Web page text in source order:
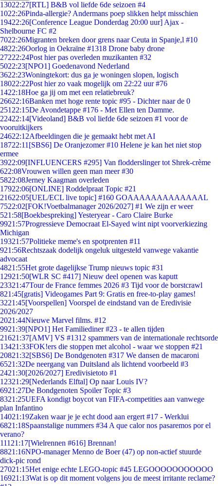
13022:27[RTL] B&B vol liefde 6de seizoen #4
1022:26Pinda-allergie? Andermans poep slikken helpt misschien
19422:26[Conference League Donderdag 20:00 uur] Ajax -
Shelbourne FC #2
7022:26Migranten breken door grens naar Ceuta in Spanje,l #10
4822:26Oorlog in Oekraïne #1318 Drone baby drone
27222:24Post hier pas overleden muzikanten #32
5022:23[NPO1] Goedenavond Nederland
3622:23Woningtekort: dus ga je woningen slopen, logisch
18022:22Post hier zo vaak mogelijk om 22:22 uur #76
1422:18Hoe ga jij om met een relatiebreuk?
26622:16Banken met hoge rente topic #95 - Dichter naar de 0
251 22:15De Avondetappe #176 - Met Ellen ten Damme.
22422:14[Videoland] B&B vol liefde 6de seizoen #1 voor de
vooruitkijkers
24622:12Afbeeldingen die je gemaakt hebt met AI
18722:11 [SBS6] De Oranjezomer #10 Helene je kan het niet stop
ermee
3922:09[INFLUENCERS #295] Van flodderslinger tot Shrek-crème
622:08Vrouwen willen geen man meer #30
5822:08Jerney Kaagman overleden
17922:06[ONLINE] Roddelpraat Topic #21
21622:05[UEL/ECL live topic] #160 GOAAAAAAAAAAAAAL
7522:02[FOK!Voetbalmanager 2026/2027] #1 We zijn er weer
521:58[Boekbespreking] Yesteryear - Caro Claire Burke
9921:57Progressieve Democraat El-Sayed wint nipt voorverkiezing
Michigan
19321:57Politieke meme's en spotprenten #11
921:56Rechtszaak dodelijk ongeluk uitgesteld vanwege vakantie
advocaat
4821:55Het grote dagelijkse Trump nieuws topic #31
12921:50[WLR SC #417] Nieuw deel openen was kaputt
23321:47Tour de France femmes 2026 #3 Tijd voor de borstcrawl
821:45[gratis] Videogames Part 9: Gratis en free-to-play games!
3221:45[Voorspellen] Voorspel de eindstand van de Eredivisie
2026/2027
2021:44Nieuwe Marvel films. #12
9921:39[NPO1] Het Familiediner #23 - te allen tijden
21621:37[AMV] VS #1312 spammers van de internationale rechtsorde
13421:33FOK!ers die stoppen met alcohol - waar we stoppen #21
20821:32[SBS6] De Bondgenoten #317 We dansen de macaroni
6521:32De neergang van Duitsland als lichtend voorbeeld #3
2421:30[2026/2027] Eredivisietoto #1
12321:29[Nederlands Elftal] Op naar Louis IV?
6921:27De Bondgenoten Spoiler Topic #3
8321:25UEFA kondigt boycot van FIFA-competities aan vanwege
plan Infantino
14021:19Zaken waar je je echt dood aan ergert #17 - Werklui
6821:18Spaanstalige nummers #34 A que calor nos pasaremos por el
verano?
111 21:17[Wielrennen #616] Brennan!
8821:16NPO-manager Menno de Boer (47) op non-actief stuurde
dick-pic rond
27021:15Het enige echte LEGO-topic #45 LEGOOOOOOOOOOO
16921:13Wat is op dit moment volgens jou de meest irritante reclame?